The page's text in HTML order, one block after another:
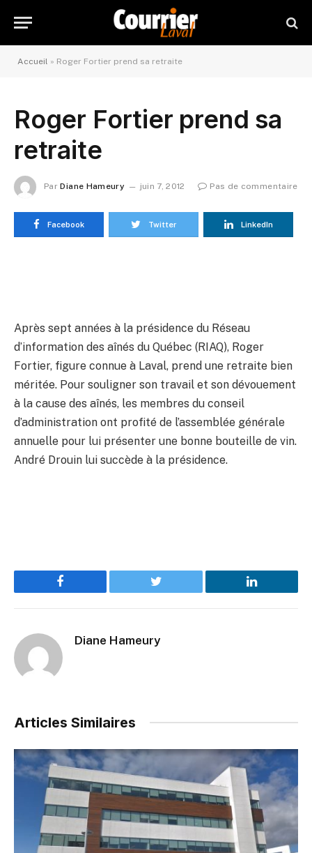
Accueil » Roger Fortier prend sa retraite
Roger Fortier prend sa
retraite
Par Diane Hameury juin 7, 2012 Pas de commentaire
Facebook Twitter LinkedIn
Après sept années à la présidence du Réseau
d’information des aînés du Québec (RIAQ), Roger
Fortier, figure connue à Laval, prend une retraite bien
méritée. Pour souligner son travail et son dévouement
à la cause des aînés, les membres du conseil
d’administration ont profité de l’assemblée générale
annuelle pour lui présenter une bonne bouteille de vin.
André Drouin lui succède à la présidence.
Facebook Twitter LinkedIn
Diane Hameury
Articles Similaires